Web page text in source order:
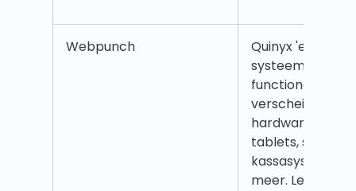
Webpunch
Quinyx 'eigen
systeem dat is
functioneren op
hardware,
tablets, slimme
kassasystemen.
meer. Lees